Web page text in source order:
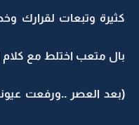
كثيرة وتبعات لقرارك
بال متعب اختلط مع كلام
(بعد العصر ..ورفعت